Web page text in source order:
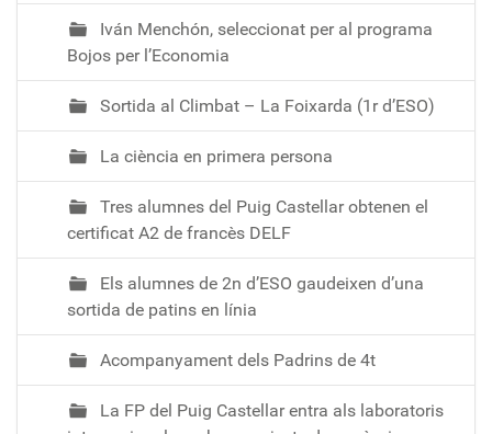
Iván Menchón, seleccionat per al programa
Bojos per l’Economia
Sortida al Climbat – La Foixarda (1r d’ESO)
La ciència en primera persona
Tres alumnes del Puig Castellar obtenen el
certificat A2 de francès DELF
Els alumnes de 2n d’ESO gaudeixen d’una
sortida de patins en línia
Acompanyament dels Padrins de 4t
La FP del Puig Castellar entra als laboratoris